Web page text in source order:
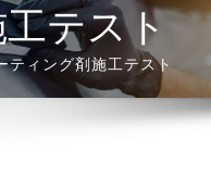
テスト
ィング剤施工テスト